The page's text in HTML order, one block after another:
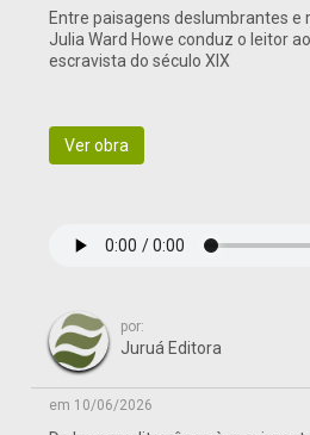
Entre paisagens deslumbrantes e
Julia Ward Howe conduz o leitor
escravista do século XIX
Ver obra
por:
Juruá Editora
em 10/06/2026